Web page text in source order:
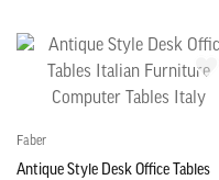
Faber
Antique Style Desk Office Tables